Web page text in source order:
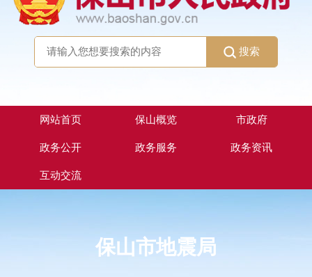
搜索
网站首页 保山概览 市政府
政务公开 政务服务 政务资讯
互动交流
保山市地震局